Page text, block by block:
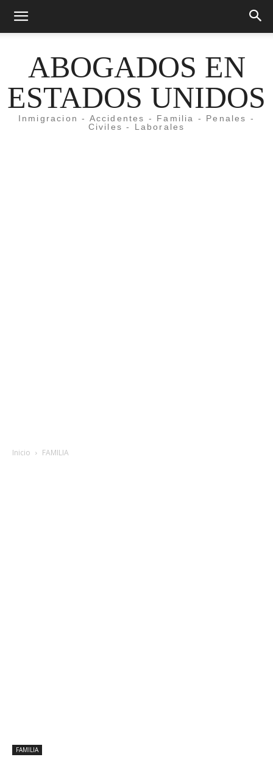
ABOGADOS EN
ESTADOS UNIDOS
Inmigracion - Accidentes - Familia - Penales -
Civiles - Laborales
Inicio FAMILIA
FAMILIA